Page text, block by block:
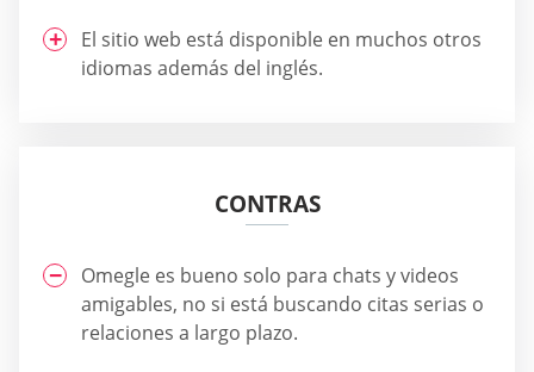
El sitio web está disponible en muchos otros
idiomas además del inglés.
CONTRAS
Omegle es bueno solo para chats y videos
amigables, no si está buscando citas serias o
relaciones a largo plazo.